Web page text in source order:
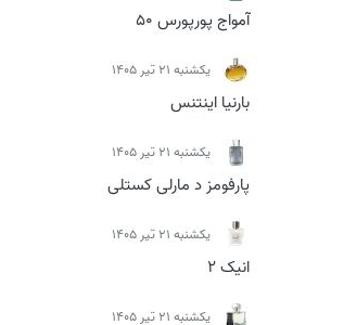
آمواج پورپورس 50
يكشنبه 21 تیر 1405
بارنیا اینتنس
يكشنبه 21 تیر 1405
پارفومز د مارلی کستلی
يكشنبه 21 تیر 1405
انیک 2
يكشنبه 21 تیر 1405